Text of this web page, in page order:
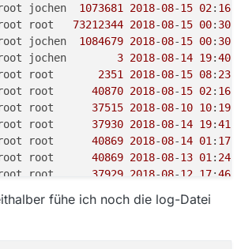
Corporation
64
-Bit Server VM
_171
: 1.8 0 u171-b11-1 ~bpo8+
-b11
: /usr/share/MediathekView-13.1 3/
Einstellungen
: /root/.mediathek3
jochen 1073681 2018-08-15 02: 16
root 73212344 2018-08-15 00: 30
jochen 1084679 2018-08-15 00: 30
jochen 3 2018-08-14 19:40
root 2351 2018-08-15 08: 23
root 40870 2018-08-15 02: 16
root 37515 2018-08-10 10: 19
root 37930 2018-08-14 19:41
root 40869 2018-08-14 01 : 17
root 40869 2018-08-13 01 : 24
root 37929 2018-08-12 17:46
root 724 2018 -08 14 19
fühe ich noch die log-Datei